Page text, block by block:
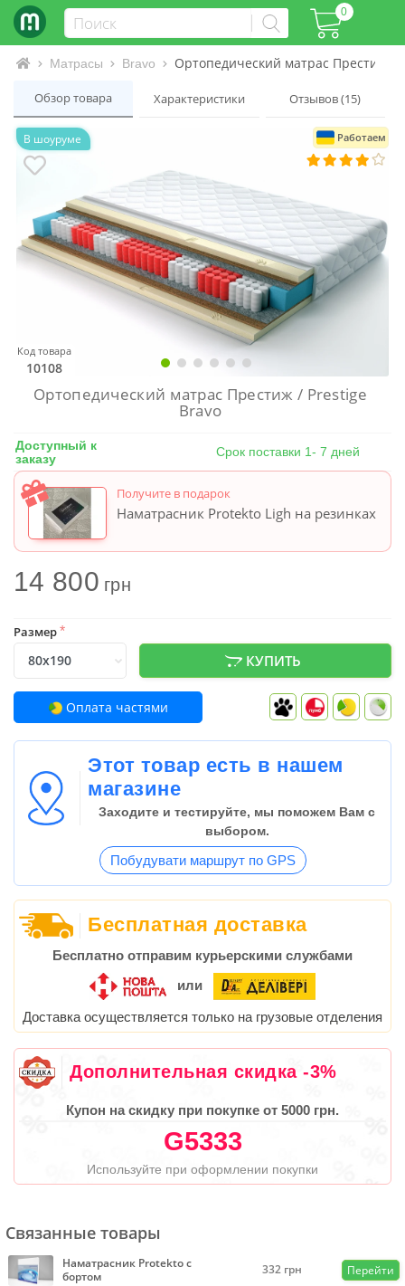
0
Интернет-магазин матрасов и кроватей
Матрасы Bravo Ортопедический матрас Престиж /
Обзор товара Характеристики Отзывов (15)
Работаем
В шоуруме
Код товара
10108
Ортопедический матрас Престиж / Prestige
Bravo
Доступный к
заказу
Срок поставки 1- 7 дней
Получите в подарок
Наматрасник Protekto Ligh на резинках
14 800грн
Размер*
КУПИТЬ
Оплата частями
Этот товар есть в нашем
магазине
Заходите и тестируйте, мы поможем Вам с
выбором.
Побудувати маршрут по GPS
Бесплатная доставка
Бесплатно отправим курьерскими службами
или
Доставка осуществляется только на грузовые отделения
Дополнительная скидка -3%
Купон на скидку при покупке от 5000 грн.
G5333
Используйте при оформлении покупки
Связанные товары
Наматрасник Protekto с
бортом
332 грн Перейти